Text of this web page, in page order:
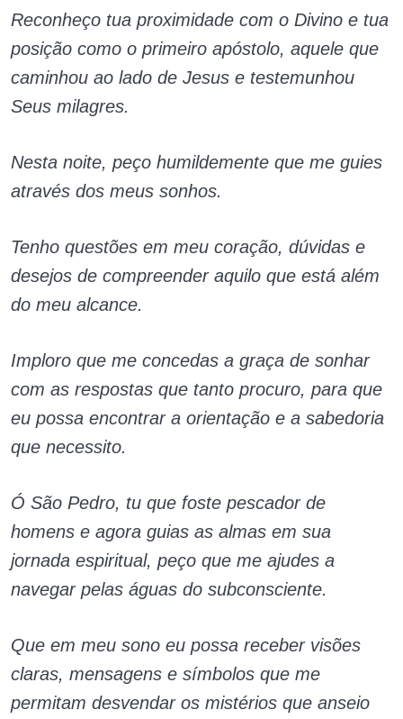
Reconheço tua proximidade com o Divino e tua
posição como o primeiro apóstolo, aquele que
caminhou ao lado de Jesus e testemunhou
Seus milagres.
Nesta noite, peço humildemente que me guies
através dos meus sonhos.
Tenho questões em meu coração, dúvidas e
desejos de compreender aquilo que está além
do meu alcance.
Imploro que me concedas a graça de sonhar
com as respostas que tanto procuro, para que
eu possa encontrar a orientação e a sabedoria
que necessito.
Ó São Pedro, tu que foste pescador de
homens e agora guias as almas em sua
jornada espiritual, peço que me ajudes a
navegar pelas águas do subconsciente.
Que em meu sono eu possa receber visões
claras, mensagens e símbolos que me
permitam desvendar os mistérios que anseio